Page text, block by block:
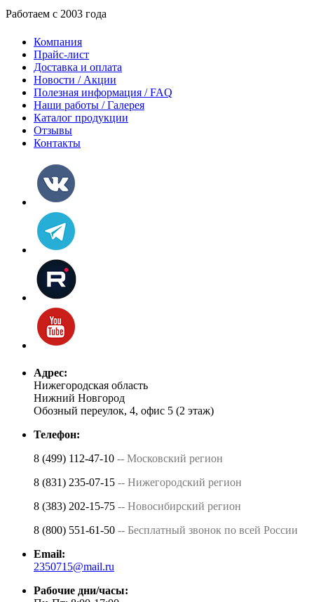
Работаем с 2003 года
Компания
Прайс-лист
Доставка и оплата
Новости / Акции
Полезная информация / FAQ
Наши работы / Галерея
Каталог продукции
Отзывы
Контакты
Адрес:
Нижегородская область
Нижний Новгород
Обозный переулок, 4, офис 5 (2 этаж)
Телефон:
8 (499) 112-47-10 -- Московский регион
8 (831) 235-07-15 -- Нижегородский регион
8 (383) 202-15-75 -- Новосибирский регион
8 (800) 551-61-50 -- Бесплатный звонок по всей России
Email:
2350715@mail.ru
Рабочие дни/часы: